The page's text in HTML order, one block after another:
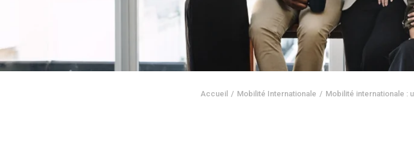
Accueil Mobilité Internationale Mobilité internationale :